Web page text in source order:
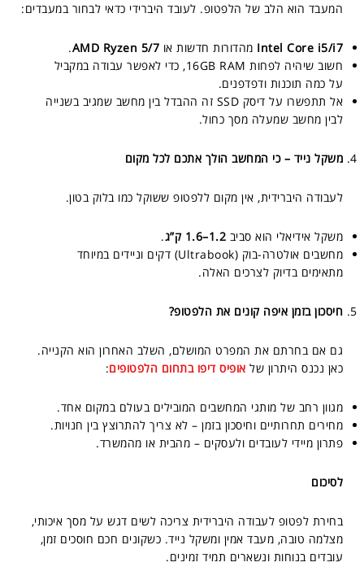
המעבד הוא הלב של הלפטופ. לעובד היברידי כדאי לבחור במעבדים:
Intel Core i5/i7 מהדורות חדשות או AMD Ryzen 5/7
.
חשוב שיהיה לפחות 16GB RAM, כדי לאפשר עבודה במקביל
על כמה תוכנות ודפדפנים.
אל תתפשרו על דיסק SSD זה ההבדל בין מחשב שמגיב בשנייה
לבין מחשב שמעלה מסך כחול.
משקל נייד – כי המחשב הולך אתכם לכל מקום
לעבודה היברידית, אין מקום ללפטופ ששוקל כמו בלוק בטון.
משקל אידיאלי הוא סביב 1.2–1.6 ק”ג
.
מחשבים אולטרה-בוק (Ultrabook) דקים וניידים במיוחד
מתאימים בדיוק לצרכים האלה.
חיסכון בזמן איפה קונים את הלפטופ?
גם אם בחרתם את המפרט המושלם, השלב האחרון הוא הקנייה.
כאן נכנס היתרון של אופיס דיפו בתחום הלפטופים:
מגוון רחב של מותגי המחשבים המובילים בעולם במקום אחד.
מחירים תחרותיים וחיסכון בזמן – לא צריך להתרוצץ בין חנויות.
פתרון מיידי לעובדים ולעסקים – מהבית או מהמשרד.
לסיכום
בחירת לפטופ לעבודה היברידית צריכה לשים דגש על מסך איכותי,
מצלמה טובה, מעבד אמין ומשקל נייד. כשקונים חכם חוסכים זמן,
עובדים בנוחות ונשארים תמיד זמינים.